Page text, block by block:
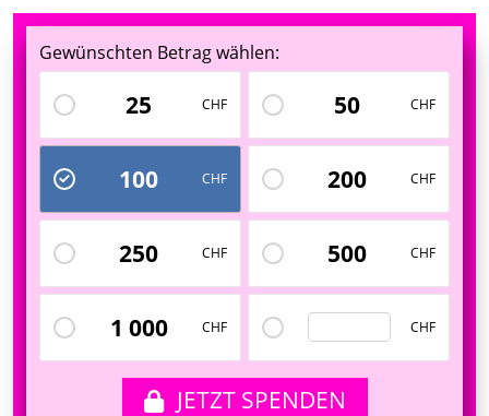
Gewünschten Betrag wählen:
CHF
25 CHF
50
CHF
100 CHF
200
CHF
250 CHF
500
CHF
1 000 CHF
Custom
JETZT SPENDEN